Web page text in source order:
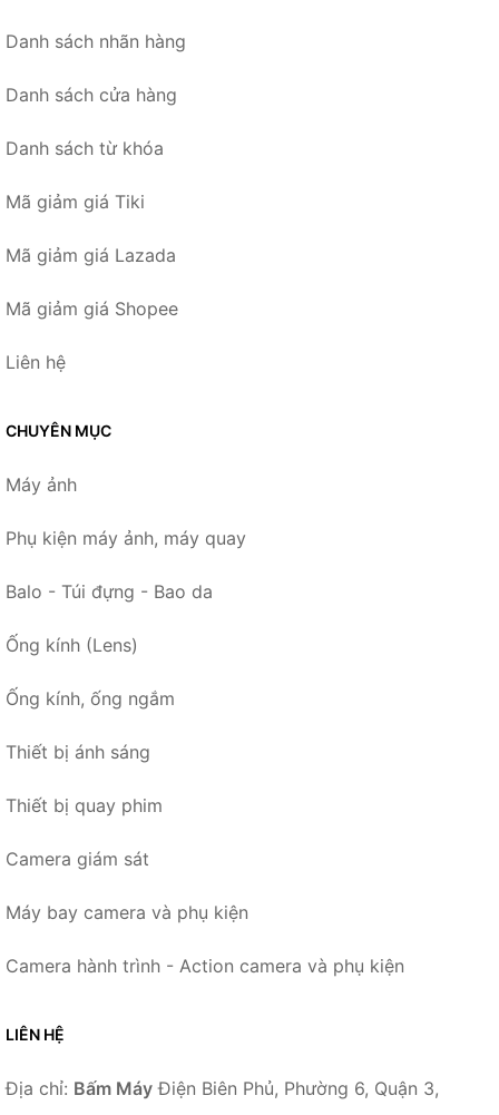
Danh sách nhãn hàng
Danh sách cửa hàng
Danh sách từ khóa
Mã giảm giá Tiki
Mã giảm giá Lazada
Mã giảm giá Shopee
Liên hệ
CHUYÊN MỤC
Máy ảnh
Phụ kiện máy ảnh, máy quay
Balo - Túi đựng - Bao da
Ống kính (Lens)
Ống kính, ống ngắm
Thiết bị ánh sáng
Thiết bị quay phim
Camera giám sát
Máy bay camera và phụ kiện
Camera hành trình - Action camera và phụ kiện
LIÊN HỆ
Địa chỉ: Bấm Máy Điện Biên Phủ, Phường 6, Quận 3,